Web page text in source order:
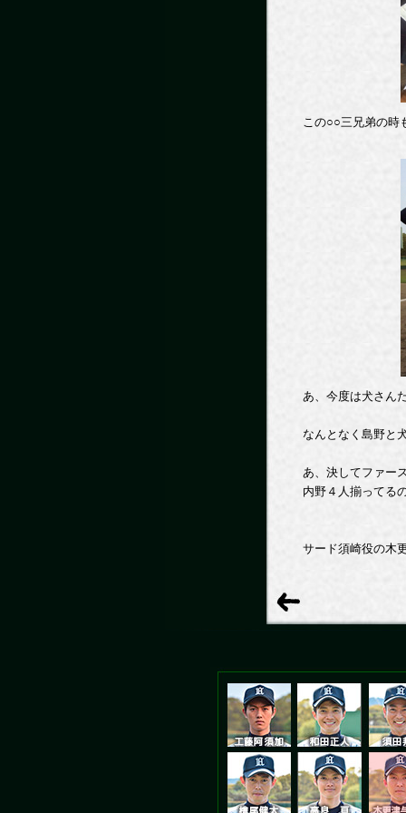
この○○三兄弟の時
あ、今度は犬さん
なんとなく島野と
あ、決してファー
内野４人揃ってる
サード須崎役の木